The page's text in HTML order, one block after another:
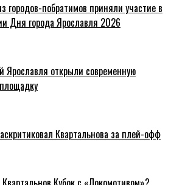
городов-побратимов приняли участие в
Дня города Ярославля 2026
Ярославля открыли современную
Квартальнова за плей-офф